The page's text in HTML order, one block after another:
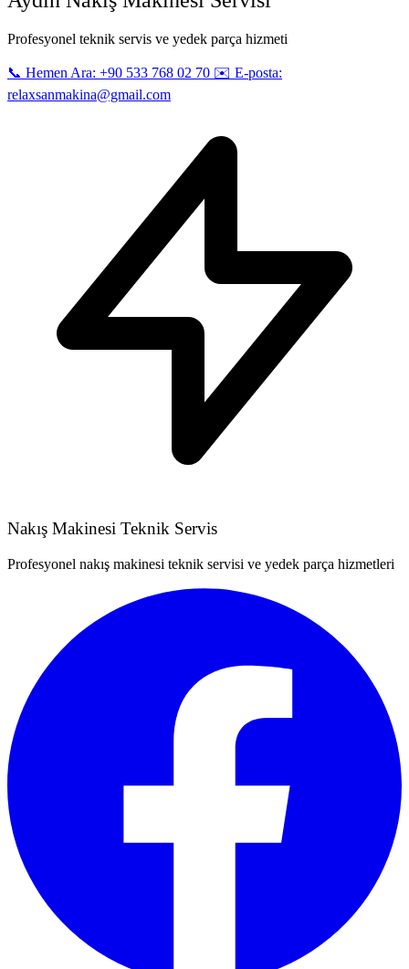
Profesyonel teknik servis ve yedek parça hizmeti
📞 Hemen Ara: +90 533 768 02 70 ✉️ E-posta:
relaxsanmakina@gmail.com
Nakış Makinesi Teknik Servis
Profesyonel nakış makinesi teknik servisi ve yedek parça hizmetleri